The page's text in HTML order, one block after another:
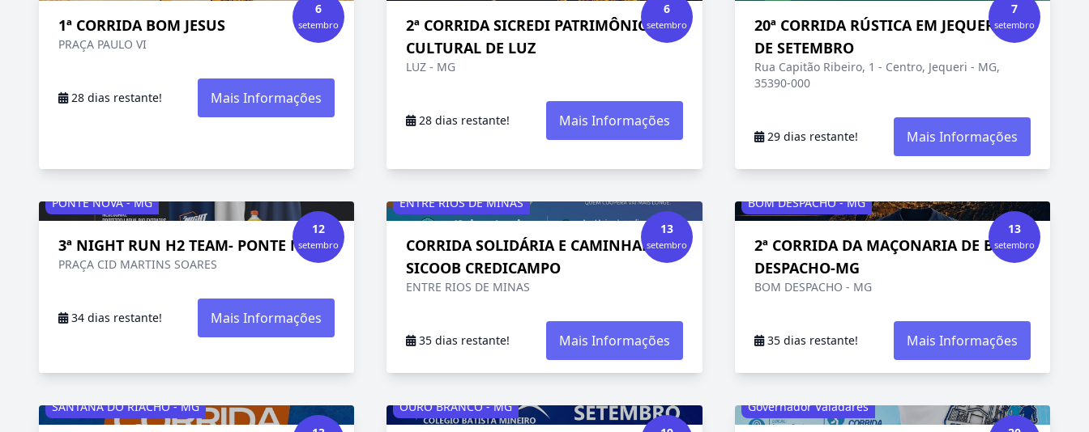
6
setembro
1ª CORRIDA BOM JESUS
PRAÇA PAULO VI
28 dias restante! Mais Informações
6
setembro
2ª CORRIDA SICREDI PATRIMÔNIO
CULTURAL DE LUZ
LUZ - MG
28 dias restante! Mais Informações
7
setembro
20ª CORRIDA RÚSTICA EM JEQUERI - 7
DE SETEMBRO
Rua Capitão Ribeiro, 1 - Centro, Jequeri - MG,
35390-000
29 dias restante! Mais Informações
12
setembro
PONTE NOVA - MG
3ª NIGHT RUN H2 TEAM- PONTE NOVA
PRAÇA CID MARTINS SOARES
34 dias restante! Mais Informações
13
setembro
ENTRE RIOS DE MINAS
CORRIDA SOLIDÁRIA E CAMINHADA
SICOOB CREDICAMPO
ENTRE RIOS DE MINAS
35 dias restante! Mais Informações
13
setembro
BOM DESPACHO - MG
2ª CORRIDA DA MAÇONARIA DE BOM
DESPACHO-MG
BOM DESPACHO - MG
35 dias restante! Mais Informações
SANTANA DO RIACHO - MG OURO BRANCO - MG Governador Valadares